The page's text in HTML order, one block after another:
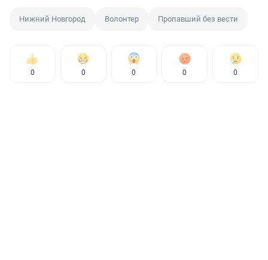
Нижний Новгород Волонтер Пропавший без вести
0 0 0 0 0